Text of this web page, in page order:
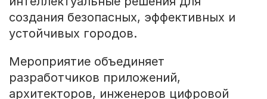
создания безопасных, эффективных и
устойчивых городов.
Мероприятие объединяет
разработчиков приложений,
архитекторов, инженеров цифровой